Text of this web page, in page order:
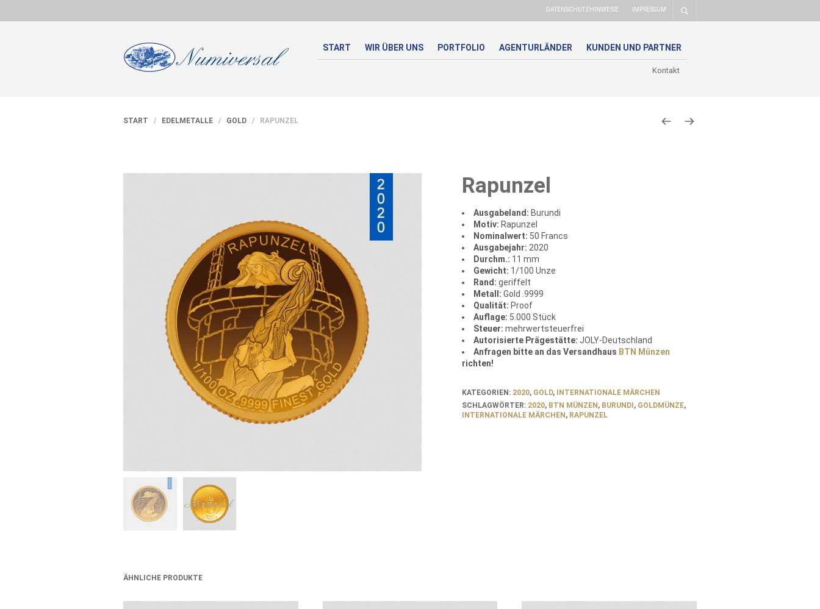
DATENSCHUTZHINWEISE IMPRESSUM
START WIR ÜBER UNS PORTFOLIO AGENTURLÄNDER KUNDEN UND PARTNER
Kontakt
START / EDELMETALLE / GOLD / RAPUNZEL
Rapunzel
Ausgabeland: Burundi
Motiv: Rapunzel
Nominalwert: 50 Francs
Ausgabejahr: 2020
Durchm.: 11 mm
Gewicht: 1/100 Unze
Rand: geriffelt
Metall: Gold .9999
Qualität: Proof
Auflage: 5.000 Stück
Steuer: mehrwertsteuerfrei
Autorisierte Prägestätte: JOLY-Deutschland
Anfragen bitte an das Versandhaus BTN Münzen
richten!
KATEGORIEN: 2020, GOLD,
INTERNATIONALE MÄRCHEN
SCHLAGWÖRTER: 2020, BTN MÜNZEN , BURUNDI , GOLDMÜNZE,
INTERNATIONALE MÄRCHEN , RAPUNZEL
ÄHNLICHE PRODUKTE